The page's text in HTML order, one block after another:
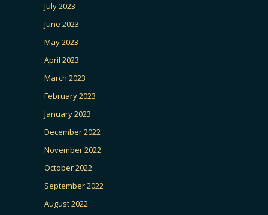
July 2023
June 2023
May 2023
April 2023
March 2023
February 2023
January 2023
December 2022
November 2022
October 2022
September 2022
August 2022